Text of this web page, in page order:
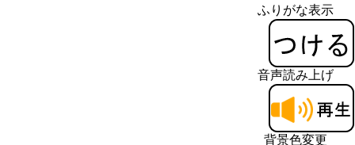
ふりがな表示
音声読み上げ
背景色変更